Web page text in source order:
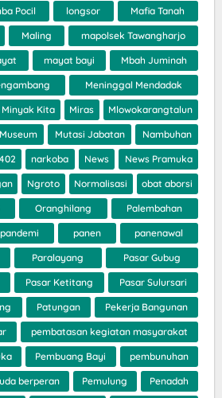
Pocil longsor Mafia Tanah
Maling mapolsek Tawangharjo
mayat bayi Mbah Juminah
Meninggal Mendadak
Minyak Kita Miras Mlowokarangtalun
Museum Mutasi Jabatan Nambuhan
narkoba News News Pramuka
Ngroto Normalisasi obat aborsi
Oranghilang Palembahan
pandemi panen panenawal
Paralayang Pasar Gubug
Pasar Ketitang Pasar Sulursari
Patungan Pekerja Bangunan
pembatasan kegiatan masyarakat
Pembuang Bayi pembunuhan
berperan Pemulung Penadah